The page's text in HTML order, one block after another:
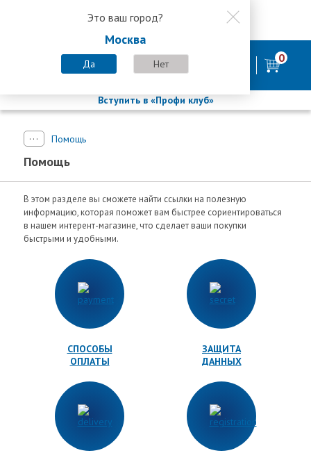
8 800 200-58-35
Это ваш город?
Москва
Да Нет
8 (800) 200-58-35
Пн-Пт с 9:00-18:00. Сб. Вс - выходной 0
Вступить в «Профи клуб»
Помощь
Помощь
В этом разделе вы сможете найти ссылки на полезную
информацию, которая поможет вам быстрее сориентироваться
в нашем интерент-магазине, что сделает ваши покупки
быстрыми и удобными.
СПОСОБЫ
ОПЛАТЫ
ЗАЩИТА
ДАННЫХ